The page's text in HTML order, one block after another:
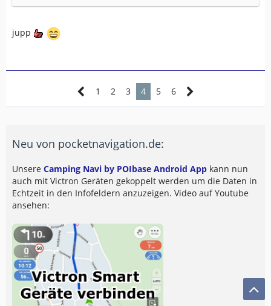
jupp
1 2 3 4 5 6
Neu von pocketnavigation.de:
Unsere Camping Navi by POIbase Android App kann nun
auch mit Victron Geräten gekoppelt werden um die Daten in
Echtzeit in den Infofeldern anzuzeigen. Video auf Youtube
ansehen: